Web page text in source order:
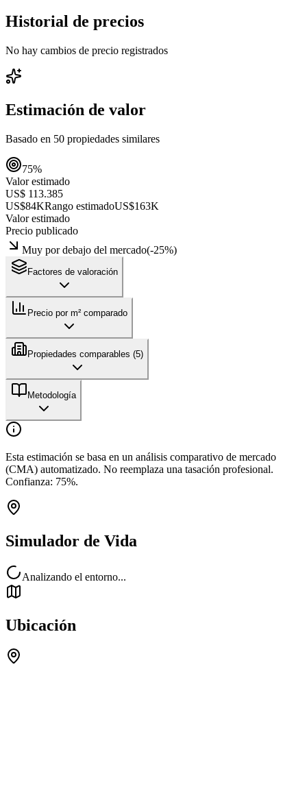
Historial de precios
No hay cambios de precio registrados
Estimación de valor
Basado en 50 propiedades similares
75%
Valor estimado
US$ 113.385
US$84KRango estimadoUS$163K
Valor estimado
Precio publicado
Muy por debajo del mercado(-25%)
Factores de valoración
Precio por m² comparado
Propiedades comparables (5)
Metodología
Esta estimación se basa en un análisis comparativo de mercado
(CMA) automatizado. No reemplaza una tasación profesional.
Confianza: 75%.
Simulador de Vida
Analizando el entorno...
Ubicación